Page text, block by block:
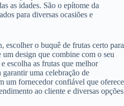
as idades. São o epítome da
para diversas ocasiões e
escolher o buquê de frutas certo para
design que combine com o seu
escolha as frutas que melhor
uma celebração de
um fornecedor confiável que oferece
ao cliente e diversas opções